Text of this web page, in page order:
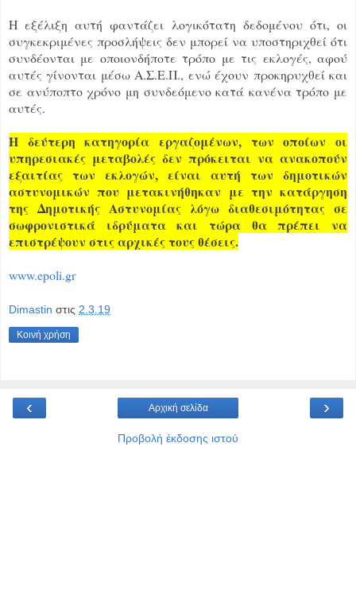
Η εξέλιξη αυτή φαντάζει λογικότατη δεδομένου ότι, οι
συγκεκριμένες προσλήψεις δεν μπορεί να υποστηριχθεί ότι
συνδέονται με οποιονδήποτε τρόπο με τις εκλογές, αφού
αυτές γίνονται μέσω Α.Σ.Ε.Π., ενώ έχουν προκηρυχθεί και
σε ανύποπτο χρόνο μη συνδεόμενο κατά κανένα τρόπο με
αυτές.
Η δεύτερη κατηγορία εργαζομένων, των οποίων οι
υπηρεσιακές μεταβολές δεν πρόκειται να ανακοπούν
εξαιτίας των εκλογών, είναι αυτή των δημοτικών
αστυνομικών που μετακινήθηκαν με την κατάργηση
της Δημοτικής Αστυνομίας λόγω διαθεσιμότητας σε
σωφρονιστικά ιδρύματα και τώρα θα πρέπει να
επιστρέψουν στις αρχικές τους θέσεις.
www.epoli.gr
Dimastin στις 2.3.19
Κοινή χρήση
‹ ›
Αρχική σελίδα
Προβολή έκδοσης ιστού